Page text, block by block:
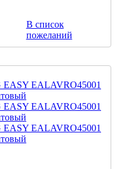
В список
пожеланий